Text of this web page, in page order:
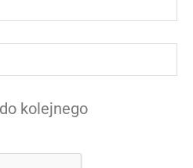
kolejnego